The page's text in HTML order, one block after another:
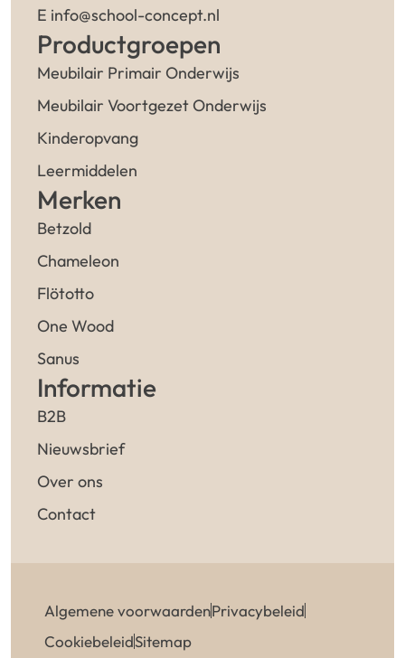
E info@school-concept.nl
Productgroepen
Meubilair Primair Onderwijs
Meubilair Voortgezet Onderwijs
Kinderopvang
Leermiddelen
Merken
Betzold
Chameleon
Flötotto
One Wood
Sanus
Informatie
B2B
Nieuwsbrief
Over ons
Contact
Algemene voorwaardenPrivacybeleid
CookiebeleidSitemap